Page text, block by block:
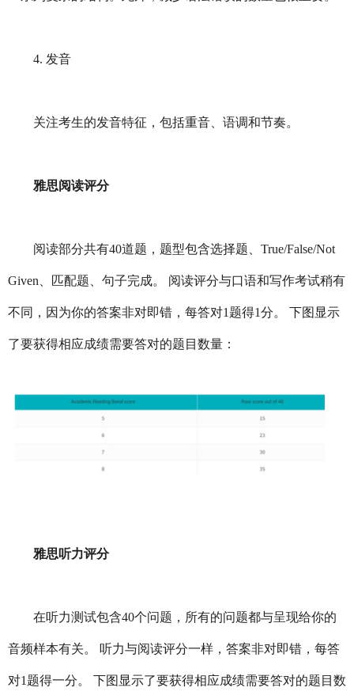
4. 发音
关注考生的发音特征，包括重音、语调和节奏。
雅思阅读评分
阅读部分共有40道题，题型包含选择题、True/False/Not
Given、匹配题、句子完成。 阅读评分与口语和写作考试稍有
不同，因为你的答案非对即错，每答对1题得1分。 下图显示
了要获得相应成绩需要答对的题目数量：
雅思听力评分
在听力测试包含40个问题，所有的问题都与呈现给你的
音频样本有关。 听力与阅读评分一样，答案非对即错，每答
对1题得一分。 下图显示了要获得相应成绩需要答对的题目数